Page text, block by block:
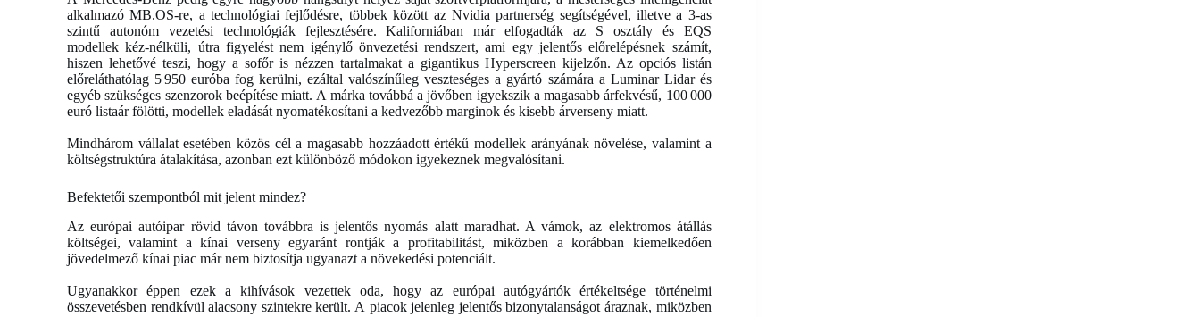
alkalmazó MB.OS-re, a technológiai fejlődésre, többek között az Nvidia partnerség segítségével, illetve a 3-as
szintű autonóm vezetési technológiák fejlesztésére. Kaliforniában már elfogadták az S osztály és EQS
modellek kéz-nélküli, útra figyelést nem igénylő önvezetési rendszert, ami egy jelentős előrelépésnek számít,
hiszen lehetővé teszi, hogy a sofőr is nézzen tartalmakat a gigantikus Hyperscreen kijelzőn. Az opciós listán
előreláthatólag 5 950 euróba fog kerülni, ezáltal valószínűleg veszteséges a gyártó számára a Luminar Lidar és
egyéb szükséges szenzorok beépítése miatt. A márka továbbá a jövőben igyekszik a magasabb árfekvésű, 100 000
euró listaár fölötti, modellek eladását nyomatékosítani a kedvezőbb marginok és kisebb árverseny miatt.
Mindhárom vállalat esetében közös cél a magasabb hozzáadott értékű modellek arányának növelése, valamint a
költségstruktúra átalakítása, azonban ezt különböző módokon igyekeznek megvalósítani.
Befektetői szempontból mit jelent mindez?
Az európai autóipar rövid távon továbbra is jelentős nyomás alatt maradhat. A vámok, az elektromos átállás
költségei, valamint a kínai verseny egyaránt rontják a profitabilitást, miközben a korábban kiemelkedően
jövedelmező kínai piac már nem biztosítja ugyanazt a növekedési potenciált.
Ugyanakkor éppen ezek a kihívások vezettek oda, hogy az európai autógyártók értékeltsége történelmi
összevetésben rendkívül alacsony szintekre került. A piacok jelenleg jelentős bizonytalanságot áraznak, miközben